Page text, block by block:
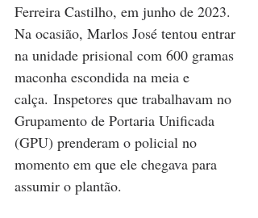
Ferreira Castilho, em junho de 2023.
Na ocasião, Marlos José tentou entrar
na unidade prisional com 600 gramas
maconha escondida na meia e
calça. Inspetores que trabalhavam no
Grupamento de Portaria Unificada
(GPU) prenderam o policial no
momento em que ele chegava para
assumir o plantão.